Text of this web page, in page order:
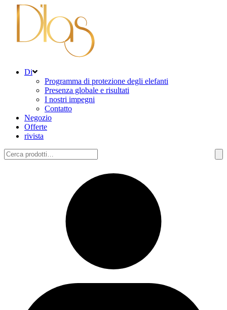
Di
Programma di protezione degli elefanti
Presenza globale e risultati
I nostri impegni
Contatto
Negozio
Offerte
rivista
Cerca: